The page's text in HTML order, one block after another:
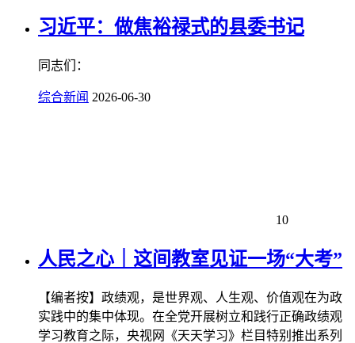
习近平：做焦裕禄式的县委书记
同志们：
综合新闻 2026-06-30
10
人民之心｜这间教室见证一场“大考”
【编者按】政绩观，是世界观、人生观、价值观在为政
实践中的集中体现。在全党开展树立和践行正确政绩观
学习教育之际，央视网《天天学习》栏目特别推出系列